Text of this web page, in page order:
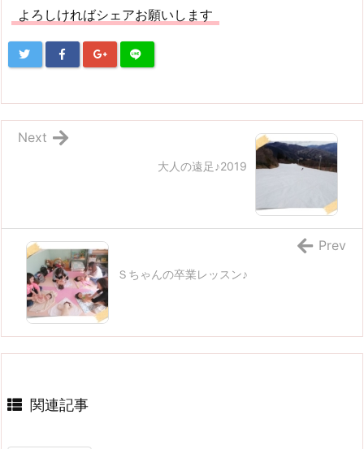
よろしければシェアお願いします
大人の遠足♪2019
Next
Ｓちゃんの卒業レッスン♪
Prev
関連記事